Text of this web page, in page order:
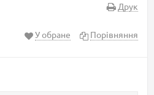
Друк
У обране Порівняння